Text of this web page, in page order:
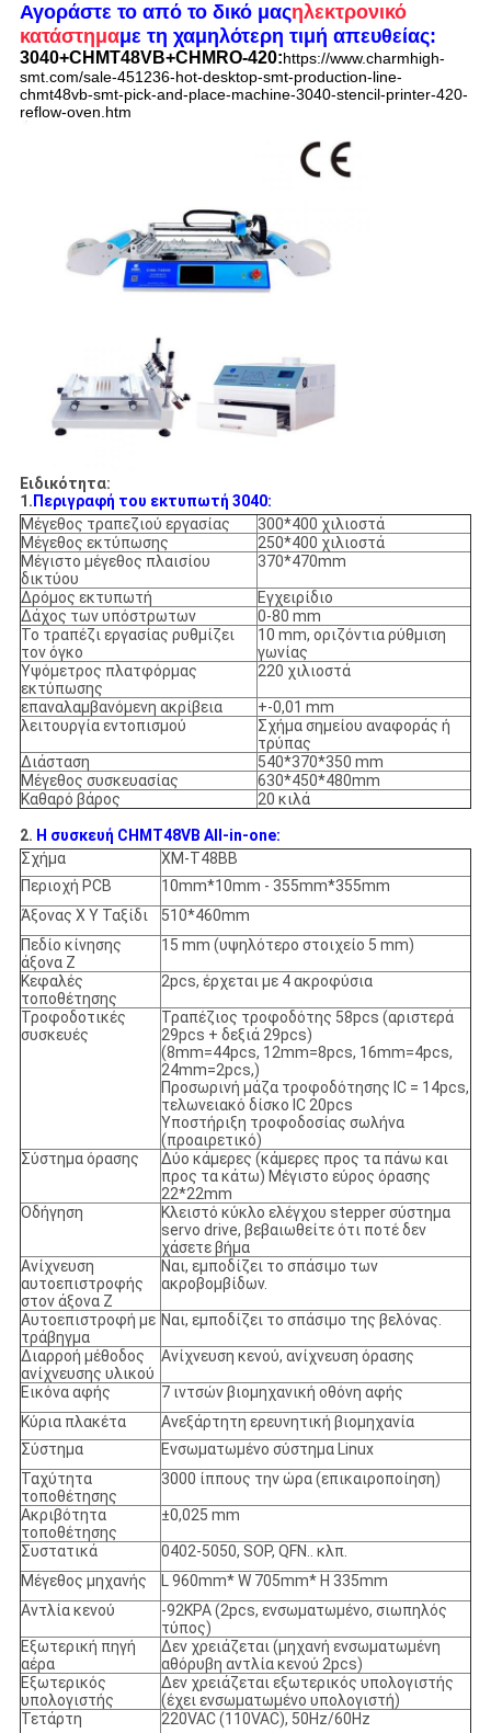
Αγοράστε το από το δικό μαςηλεκτρονικό
κατάστημαμε τη χαμηλότερη τιμή απευθείας:
3040+CHMT48VB+CHMRO-420:https://www.charmhigh-
smt.com/sale-451236-hot-desktop-smt-production-line-
chmt48vb-smt-pick-and-place-machine-3040-stencil-printer-420-
reflow-oven.htm
Ειδικότητα:
1. Περιγραφή του εκτυπωτή 3040:
Μέγεθος τραπεζιού εργασίας
300*400 χιλιοστά
Μέγεθος εκτύπωσης
250*400 χιλιοστά
Μέγιστο μέγεθος πλαισίου
δικτύου
370*470mm
Δρόμος εκτυπωτή
Εγχειρίδιο
Δάχος των υπόστρωτων
0-80 mm
Το τραπέζι εργασίας ρυθμίζει
τον όγκο
10 mm, οριζόντια ρύθμιση
γωνίας
Υψόμετρος πλατφόρμας
εκτύπωσης
220 χιλιοστά
επαναλαμβανόμενη ακρίβεια
+-0,01 mm
λειτουργία εντοπισμού
Σχήμα σημείου αναφοράς ή
τρύπας
Διάσταση
540*370*350 mm
Μέγεθος συσκευασίας
630*450*480mm
Καθαρό βάρος
20 κιλά
2. Η συσκευή CHMT48VB All-in-one:
Σχήμα
ΧΜ-Τ48ΒΒ
Περιοχή PCB
10mm*10mm - 355mm*355mm
Άξονας X Y Ταξίδι
510*460mm
Πεδίο κίνησης
άξονα Z
15 mm (υψηλότερο στοιχείο 5 mm)
Κεφαλές
τοποθέτησης
2pcs, έρχεται με 4 ακροφύσια
Τροφοδοτικές
συσκευές
Τραπέζιος τροφοδότης 58pcs (αριστερά
29pcs + δεξιά 29pcs)
(8mm=44pcs, 12mm=8pcs, 16mm=4pcs,
24mm=2pcs,)
Προσωρινή μάζα τροφοδότησης IC = 14pcs,
τελωνειακό δίσκο IC 20pcs
Υποστήριξη τροφοδοσίας σωλήνα
(προαιρετικό)
Σύστημα όρασης
Δύο κάμερες (κάμερες προς τα πάνω και
προς τα κάτω) Μέγιστο εύρος όρασης
22*22mm
Οδήγηση
Κλειστό κύκλο ελέγχου stepper σύστημα
servo drive, βεβαιωθείτε ότι ποτέ δεν
χάσετε βήμα
Ανίχνευση
αυτοεπιστροφής
στον άξονα Z
Ναι, εμποδίζει το σπάσιμο των
ακροβομβίδων.
Αυτοεπιστροφή με
τράβηγμα
Ναι, εμποδίζει το σπάσιμο της βελόνας.
Διαρροή μέθοδος
ανίχνευσης υλικού
Ανίχνευση κενού, ανίχνευση όρασης
Εικόνα αφής
7 ιντσών βιομηχανική οθόνη αφής
Κύρια πλακέτα
Ανεξάρτητη ερευνητική βιομηχανία
Σύστημα
Ενσωματωμένο σύστημα Linux
Ταχύτητα
τοποθέτησης
3000 ίππους την ώρα (επικαιροποίηση)
Ακριβότητα
τοποθέτησης
±0,025 mm
Συστατικά
0402-5050, SOP, QFN.. κλπ.
Μέγεθος μηχανής
L 960mm* W 705mm* H 335mm
Αντλία κενού
-92KPA (2pcs, ενσωματωμένο, σιωπηλός
τύπος)
Εξωτερική πηγή
αέρα
Δεν χρειάζεται (μηχανή ενσωματωμένη
αθόρυβη αντλία κενού 2pcs)
Εξωτερικός
υπολογιστής
Δεν χρειάζεται εξωτερικός υπολογιστής
(έχει ενσωματωμένο υπολογιστή)
Τετάρτη
220VAC (110VAC), 50Hz/60Hz